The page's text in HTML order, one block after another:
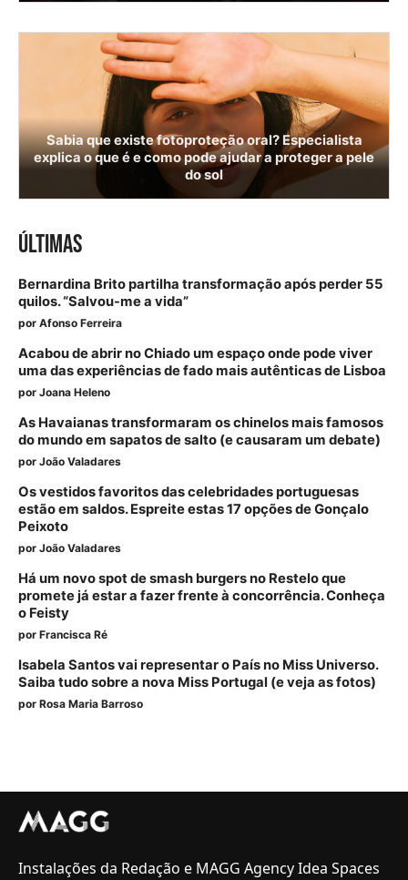
Sabia que existe fotoproteção oral? Especialista
explica o que é e como pode ajudar a proteger a pele
do sol
ÚLTIMAS
Bernardina Brito partilha transformação após perder 55
quilos. “Salvou-me a vida”
por Afonso Ferreira
Acabou de abrir no Chiado um espaço onde pode viver
uma das experiências de fado mais autênticas de Lisboa
por Joana Heleno
As Havaianas transformaram os chinelos mais famosos
do mundo em sapatos de salto (e causaram um debate)
por João Valadares
Os vestidos favoritos das celebridades portuguesas
estão em saldos. Espreite estas 17 opções de Gonçalo
Peixoto
por João Valadares
Há um novo spot de smash burgers no Restelo que
promete já estar a fazer frente à concorrência. Conheça
o Feisty
por Francisca Ré
Isabela Santos vai representar o País no Miss Universo.
Saiba tudo sobre a nova Miss Portugal (e veja as fotos)
por Rosa Maria Barroso
Instalações da Redação e MAGG Agency Idea Spaces